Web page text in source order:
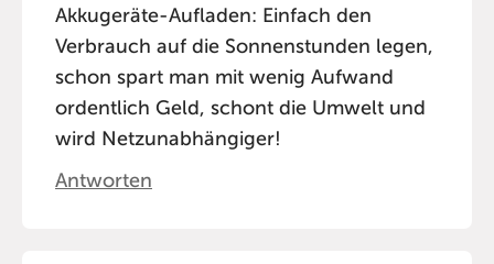
Akkugeräte-Aufladen: Einfach den
Verbrauch auf die Sonnenstunden legen,
schon spart man mit wenig Aufwand
ordentlich Geld, schont die Umwelt und
wird Netzunabhängiger!
Antworten